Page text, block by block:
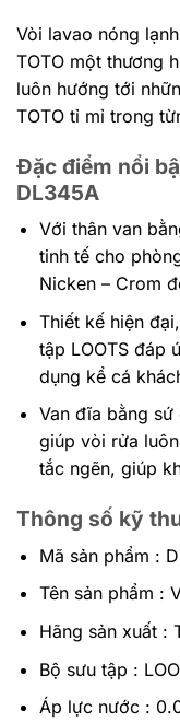
Vòi lavao nóng
TOTO một thương
luôn hướng tới
TOTO tỉ mỉ trong
Đặc điểm nổi
DL345A
Với thân van
tinh tế cho
Nicken – Crom
Thiết kế hiện
tập LOOTS đáp
dụng kể cá
Van đĩa bằng
giúp vòi rửa
tắc ngẽn, giúp
Thông số kỹ
Mã sản phẩm :
Tên sản phẩm :
Hãng sản xuất :
Bộ sưu tập :
Áp lực nước :